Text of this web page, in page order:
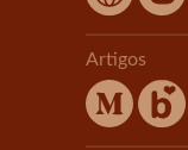
Artigos